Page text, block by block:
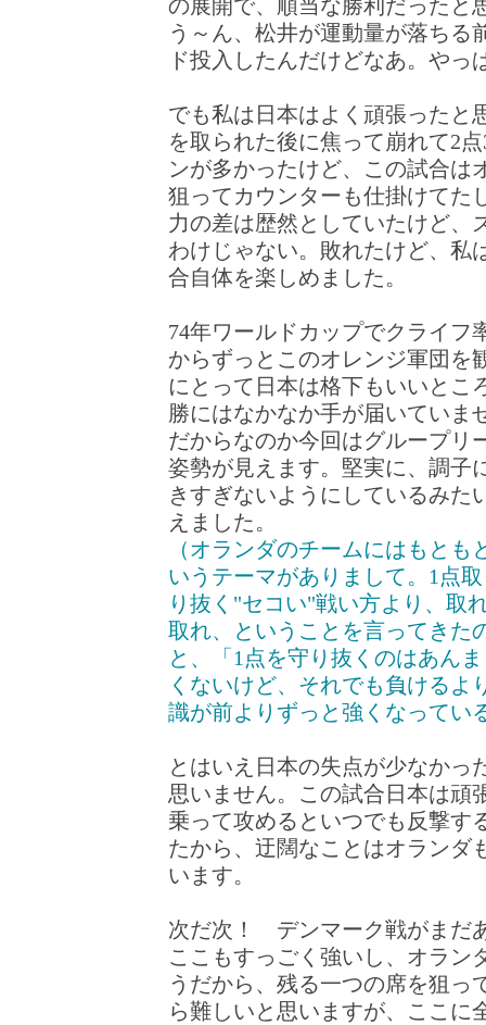
の展開で、順当な勝利だったと
う～ん、松井が運動量が落ちる
ド投入したんだけどなあ。やっ
でも私は日本はよく頑張ったと
を取られた後に焦って崩れて2
ンが多かったけど、この試合は
狙ってカウンターも仕掛けてた
力の差は歴然としていたけど、
わけじゃない。敗れたけど、私
合自体を楽しめました。
74年ワールドカップでクライフ
からずっとこのオレンジ軍団を
にとって日本は格下もいいとこ
勝にはなかなか手が届いていま
だからなのか今回はグループリ
姿勢が見えます。堅実に、調子
きすぎないようにしているみた
えました。
（オランダのチームにはもとも
いうテーマがありまして。1点
り抜く"セコい"戦い方より、取
取れ、ということを言ってきた
と、「1点を守り抜くのはあん
くないけど、それでも負けるよ
識が前よりずっと強くなってい
とはいえ日本の失点が少なかっ
思いません。この試合日本は頑
乗って攻めるといつでも反撃す
たから、迂闊なことはオランダ
います。
次だ次！ デンマーク戦がまだ
ここもすっごく強いし、オラン
うだから、残る一つの席を狙っ
ら難しいと思いますが、ここに